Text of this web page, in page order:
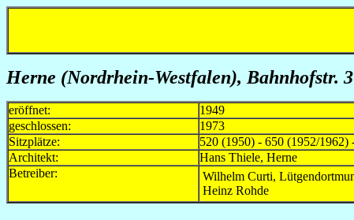
Herne (Nordrhein-Westfalen), Bahnhofstr. 3
eröffnet:
1949
geschlossen:
1973
Sitzplätze:
520 (1950) - 650 (1952/1962)
Architekt:
Hans Thiele, Herne
Betreiber:
Wilhelm Curti,
Heinz Rohde